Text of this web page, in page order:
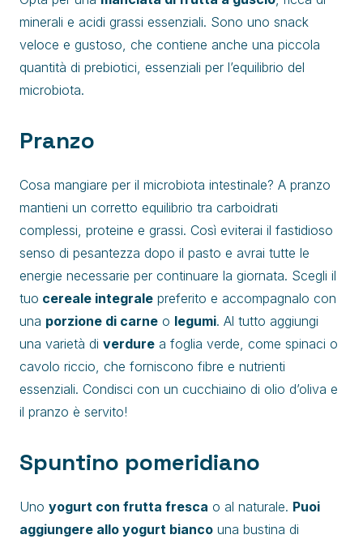
minerali e acidi grassi essenziali. Sono uno snack
veloce e gustoso, che contiene anche una piccola
quantità di prebiotici, essenziali per l’equilibrio del
microbiota.
Pranzo
Cosa mangiare per il microbiota intestinale? A pranzo
mantieni un corretto equilibrio tra carboidrati
complessi, proteine e grassi. Così eviterai il fastidioso
senso di pesantezza dopo il pasto e avrai tutte le
energie necessarie per continuare la giornata. Scegli il
tuo cereale integrale preferito e accompagnalo con
una porzione di carne o legumi. Al tutto aggiungi
una varietà di verdure a foglia verde, come spinaci o
cavolo riccio, che forniscono fibre e nutrienti
essenziali. Condisci con un cucchiaino di olio d’oliva e
il pranzo è servito!
Spuntino pomeridiano
Uno yogurt con frutta fresca o al naturale. Puoi
aggiungere allo yogurt bianco una bustina di